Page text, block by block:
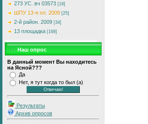
273 УС. вч 03573 [18]
ШПУ 13-я пл. 2009 [25]
2-й район. 2009 [34]
13 площадка [168]
Наш опрос
В данный момент Вы находитесь
на Ясной???
Да
Нет, я тут когда то был (а)
Результаты
Архив опросов